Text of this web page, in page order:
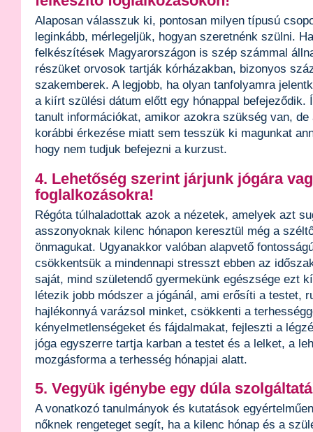
Alaposan válasszuk ki, pontosan milyen típusú
leginkább, mérlegeljük, hogyan szeretnénk szülni.
felkészítések Magyarországon is szép számmal
részüket orvosok tartják kórházakban, bizonyos
szakemberek. A legjobb, ha olyan tanfolyamra
a kiírt szülési dátum előtt egy hónappal befejeződik.
tanult információkat, amikor azokra szükség van,
korábbi érkezése miatt sem tesszük ki magunkat
hogy nem tudjuk befejezni a kurzust.
4. Lehetőség szerint járjunk jógára
foglalkozásokra!
Régóta túlhaladottak azok a nézetek, amelyek azt
asszonyoknak kilenc hónapon keresztül még a
önmagukat. Ugyanakkor valóban alapvető
csökkentsük a mindennapi stresszt ebben az
saját, mind születendő gyermekünk egészsége ezt
létezik jobb módszer a jógánál, ami erősíti a testet,
hajlékonnyá varázsol minket, csökkenti a
kényelmetlenségeket és fájdalmakat, fejleszti a
jóga egyszerre tartja karban a testet és a lelket, a
mozgásforma a terhesség hónapjai alatt.
5. Vegyük igénybe egy dúla
A vonatkozó tanulmányok és kutatások
nőknek rengeteget segít, ha a kilenc hónap és a